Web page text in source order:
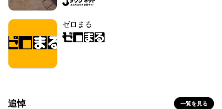
ゼロまる
追悼 一覧を見る